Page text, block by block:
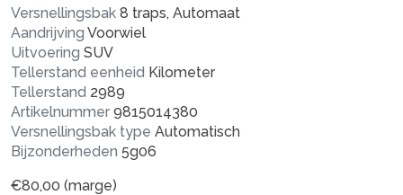
Versnellingsbak 8 traps, Automaat
Aandrijving Voorwiel
Uitvoering SUV
Tellerstand eenheid Kilometer
Tellerstand 2989
Artikelnummer 9815014380
Versnellingsbak type Automatisch
Bijzonderheden 5g06
€80,00 (marge)